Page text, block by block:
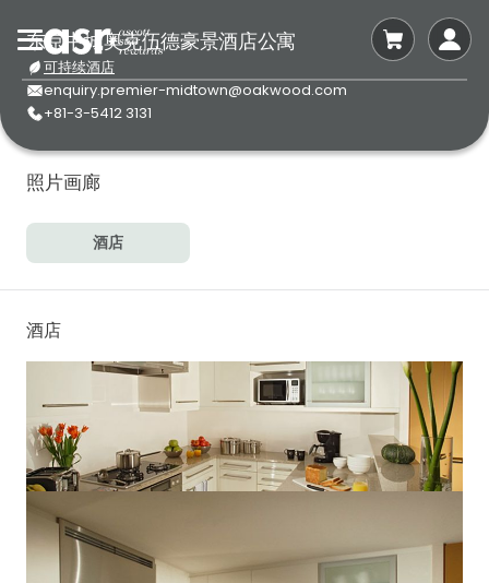
东京中城奥克伍德豪景酒店公寓
可持续酒店
enquiry.premier-midtown@oakwood.com
+81-3-5412 3131
照片画廊
酒店
酒店